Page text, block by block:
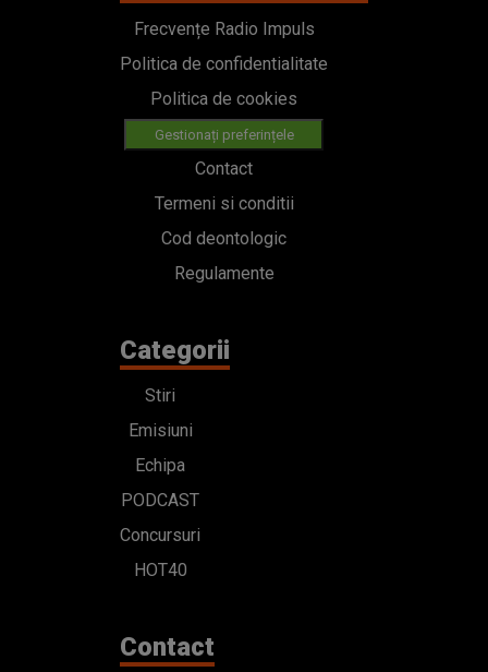
Frecvențe Radio Impuls
Politica de confidentialitate
Politica de cookies
Gestionați preferințele
Contact
Termeni si conditii
Cod deontologic
Regulamente
Categorii
Stiri
Emisiuni
Echipa
PODCAST
Concursuri
HOT40
Contact